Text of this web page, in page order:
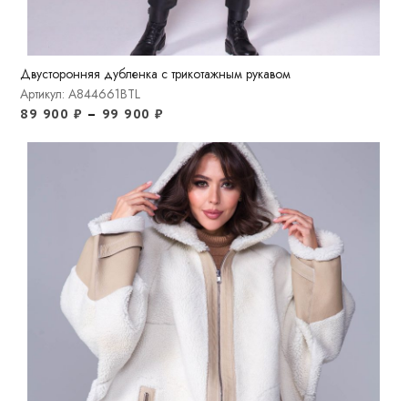
Двусторонняя дубленка с трикотажным рукавом
Артикул: A844661BTL
89 900 ₽ – 99 900₽